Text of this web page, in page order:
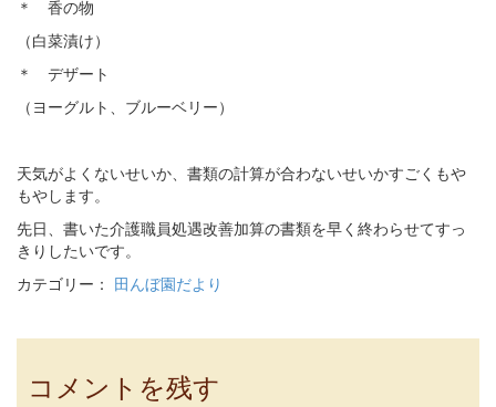
＊ 香の物
（白菜漬け）
＊ デザート
（ヨーグルト、ブルーベリー）
天気がよくないせいか、書類の計算が合わないせいかすごくもや
もやします。
先日、書いた介護職員処遇改善加算の書類を早く終わらせてすっ
きりしたいです。
カテゴリー： 田んぼ園だより
コメントを残す